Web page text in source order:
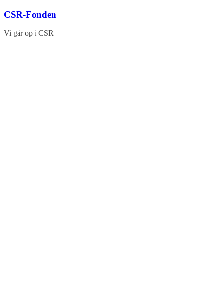
Skip
content
CSR-Fonden
Vi går op i CSR